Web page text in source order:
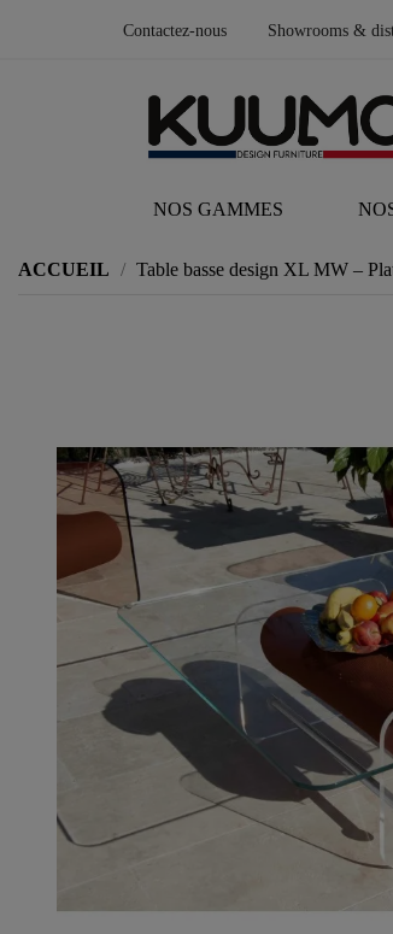
Contactez-nous Showrooms &
NOS GAMMES
ACCUEIL Table basse design XL MW –